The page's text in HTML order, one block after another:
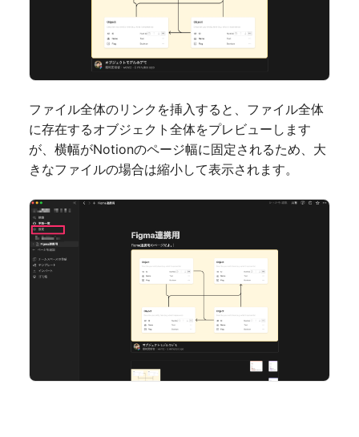
ファイル全体のリンクを挿入すると、ファイル全体
に存在するオブジェクト全体をプレビューします
が、横幅がNotionのページ幅に固定されるため、大
きなファイルの場合は縮小して表示されます。